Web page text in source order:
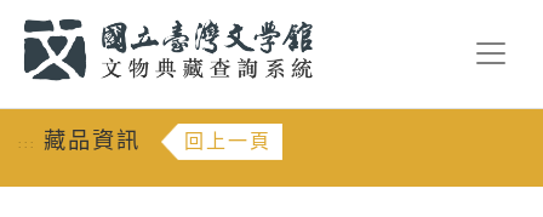
::: 藏品資訊 回上一頁